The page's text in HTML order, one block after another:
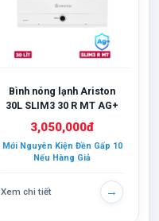
Bình nóng lạnh Ariston
30L SLIM3 30 R MT AG+
3,050,000đ
Mới Nguyên Kiện Đền Gấp 10
Nếu Hàng Giả
Xem chi tiết →